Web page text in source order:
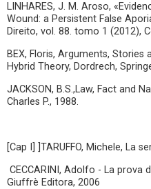
LINHARES, J. M. Aroso,
Wound: a Persistent False
Direito, vol. 88. tomo 1 (2012),
BEX, Floris, Arguments, Stories
Hybrid Theory, Dordrech,
JACKSON, B.S.,Law, Fact and
Charles P., 1988.
[Cap I] ]TARUFFO, Michele, La
CECCARINI, Adolfo - La prova
Giuffrè Editora, 2006